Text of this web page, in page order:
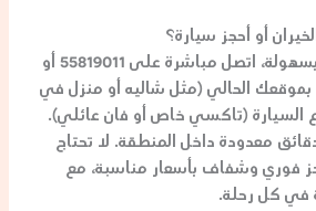
أو أحجز سيارة؟
اتصل مباشرة على 55819011أو
بموقعك الحالي (مثل شاليه أو منزل في
السيارة (تاكسي خاصأو فان عائلي).
معدودة داخل المنطقة. لا تحتاج
فوري وشفاف بأسعار مناسبة، مع
في كل رحلة.